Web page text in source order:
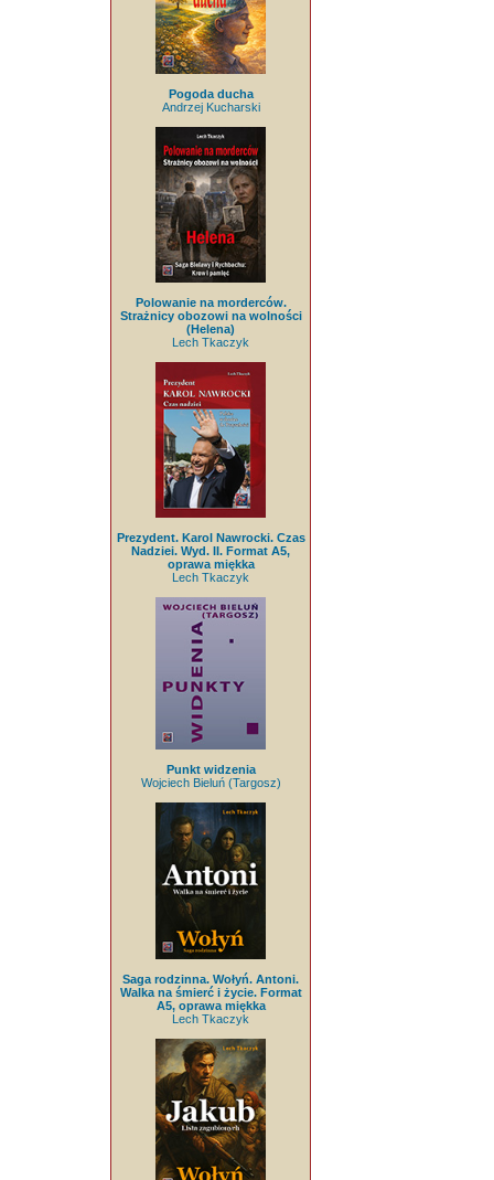
Pogoda ducha
Andrzej Kucharski
Polowanie na morderców.
Strażnicy obozowi na wolności
(Helena)
Lech Tkaczyk
Prezydent. Karol Nawrocki. Czas
Nadziei. Wyd. II. Format A5,
oprawa miękka
Lech Tkaczyk
Punkt widzenia
Wojciech Bieluń (Targosz)
Saga rodzinna. Wołyń. Antoni.
Walka na śmierć i życie. Format
A5, oprawa miękka
Lech Tkaczyk